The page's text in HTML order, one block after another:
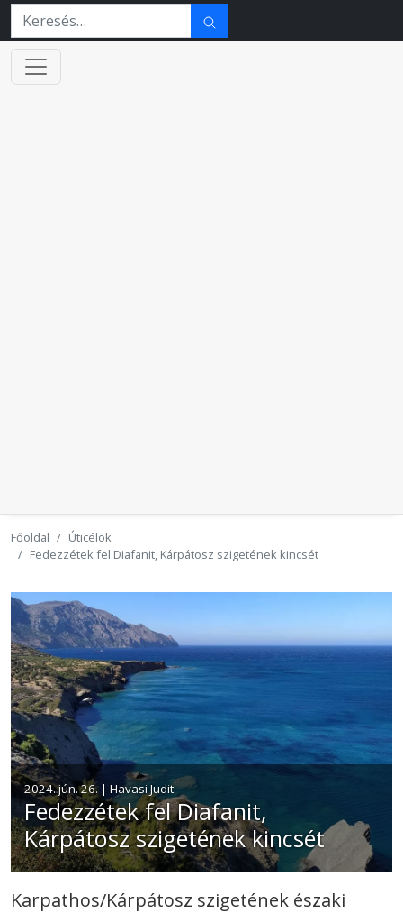
Főoldal
Úticélok
Fedezzétek fel Diafanit, Kárpátosz szigetének kincsét
2024. jún. 26. | Havasi Judit
Fedezzétek fel Diafanit,
Kárpátosz szigetének kincsét
Karpathos/Kárpátosz szigetének északi